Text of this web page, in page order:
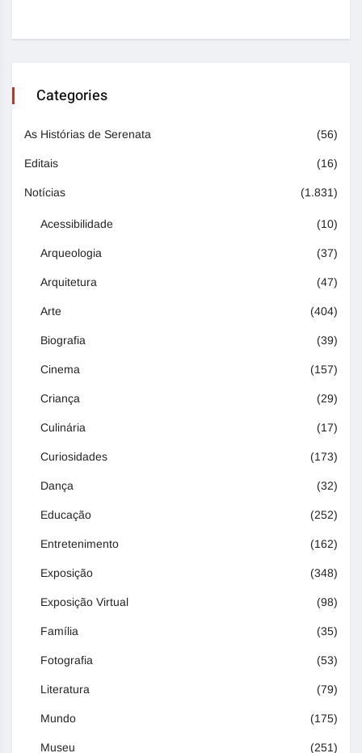
Categories
As Histórias de Serenata (56)
Editais (16)
Notícias (1.831)
Acessibilidade (10)
Arqueologia (37)
Arquitetura (47)
Arte (404)
Biografia (39)
Cinema (157)
Criança (29)
Culinária (17)
Curiosidades (173)
Dança (32)
Educação (252)
Entretenimento (162)
Exposição (348)
Exposição Virtual (98)
Família (35)
Fotografia (53)
Literatura (79)
Mundo (175)
Museu (251)